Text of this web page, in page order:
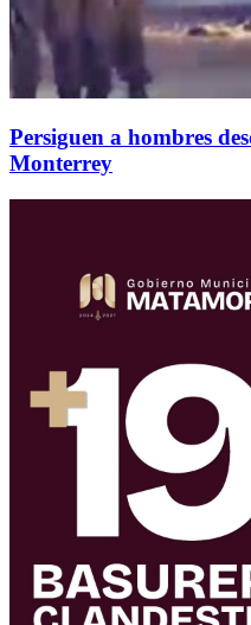
Persiguen a hombres
Monterrey